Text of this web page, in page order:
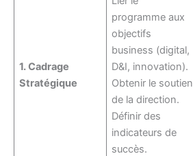
1. Cadrage
Stratégique
programme aux
objectifs
business (digital,
D&I, innovation).
Obtenir le soutien
de la direction.
Définir des
indicateurs de
succès.